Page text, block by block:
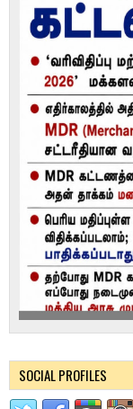
SOCIAL PROFILES